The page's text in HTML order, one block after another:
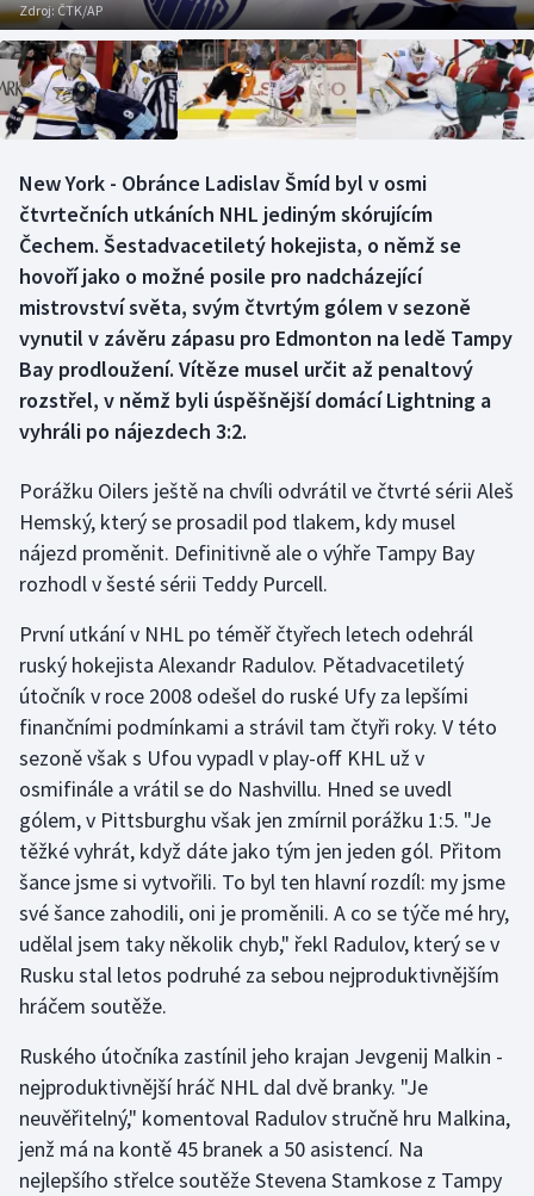
Basketbal
Biatlon
Boby a skeleton
Box
Curling
Dostihy
Florbal
Futsal
Golf
Gymnastika
Házená
Jezdectví
Judo
Krasobruslení
Lezení
Lyže a snowboard
Moderní pětiboj
Motorsport
Olympijské hry
Parasport
Plavání
Historické návraty
Aplikace ČT sport
AZ kvíz
Zdroj:ČTK/AP
New York - Obránce Ladislav Šmíd byl v osmi
čtvrtečních utkáních NHL jediným skórujícím
Čechem. Šestadvacetiletý hokejista, o němž se
hovoří jako o možné posile pro nadcházející
mistrovství světa, svým čtvrtým gólem v sezoně
vynutil v závěru zápasu pro Edmonton na ledě Tampy
Bay prodloužení. Vítěze musel určit až penaltový
rozstřel, v němž byli úspěšnější domácí Lightning a
vyhráli po nájezdech 3:2.
Porážku Oilers ještě na chvíli odvrátil ve čtvrté sérii Aleš
Hemský, který se prosadil pod tlakem, kdy musel
nájezd proměnit. Definitivně ale o výhře Tampy Bay
rozhodl v šesté sérii Teddy Purcell.
První utkání v NHL po téměř čtyřech letech odehrál
ruský hokejista Alexandr Radulov. Pětadvacetiletý
útočník v roce 2008 odešel do ruské Ufy za lepšími
finančními podmínkami a strávil tam čtyři roky. V této
sezoně však s Ufou vypadl v play-off KHL už v
osmifinále a vrátil se do Nashvillu. Hned se uvedl
gólem, v Pittsburghu však jen zmírnil porážku 1:5. "Je
těžké vyhrát, když dáte jako tým jen jeden gól. Přitom
šance jsme si vytvořili. To byl ten hlavní rozdíl: my jsme
své šance zahodili, oni je proměnili. A co se týče mé hry,
udělal jsem taky několik chyb," řekl Radulov, který se v
Rusku stal letos podruhé za sebou nejproduktivnějším
hráčem soutěže.
Ruského útočníka zastínil jeho krajan Jevgenij Malkin -
nejproduktivnější hráč NHL dal dvě branky. "Je
neuvěřitelný," komentoval Radulov stručně hru Malkina,
jenž má na kontě 45 branek a 50 asistencí. Na
nejlepšího střelce soutěže Stevena Stamkose z Tampy